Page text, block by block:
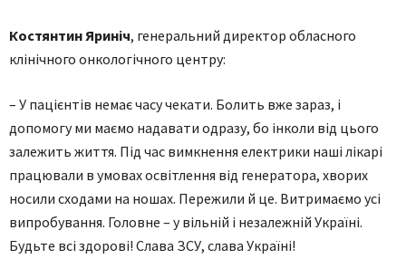
Костянтин Яриніч, генеральний директор обласного
клінічного онкологічного центру:
– У пацієнтів немає часу чекати. Болить вже зараз, і
допомогу ми маємо надавати одразу, бо інколи від цього
залежить життя. Під час вимкнення електрики наші лікарі
працювали в умовах освітлення від генератора, хворих
носили сходами на ношах. Пережили й це. Витримаємо усі
випробування. Головне – у вільній і незалежній Україні.
Будьте всі здорові! Слава ЗСУ, слава Україні!